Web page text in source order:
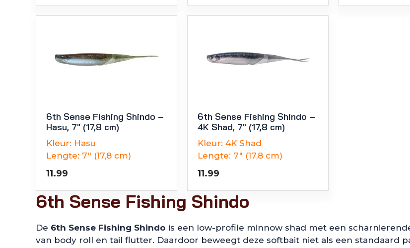
6th Sense Fishing Shindo –
Hasu, 7″ (17,8 cm)
Kleur: Hasu
Lengte: 7" (17,8 cm)
11.99
6th Sense Fishing Shindo –
4K Shad, 7″ (17,8 cm)
Kleur: 4K Shad
Lengte: 7" (17,8 cm)
11.99
6th Sense Fishing Shindo
De 6th Sense Fishing Shindo is een low-profile minnow shad met een
van body roll en tail flutter. Daardoor beweegt deze softbait niet als een standaard